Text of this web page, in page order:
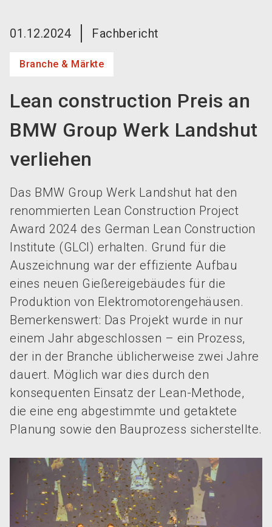
01.12.2024 Fachbericht
Branche & Märkte
Lean construction Preis an
BMW Group Werk Landshut
verliehen
Das BMW Group Werk Landshut hat den
renommierten Lean Construction Project
Award 2024 des German Lean Construction
Institute (GLCI) erhalten. Grund für die
Auszeichnung war der effiziente Aufbau
eines neuen Gießereigebäudes für die
Produktion von Elektromotorengehäusen.
Bemerkenswert: Das Projekt wurde in nur
einem Jahr abgeschlossen – ein Prozess,
der in der Branche üblicherweise zwei Jahre
dauert. Möglich war dies durch den
konsequenten Einsatz der Lean-Methode,
die eine eng abgestimmte und getaktete
Planung sowie den Bauprozess sicherstellte.